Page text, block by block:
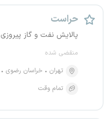
حراست
پالایش نفت و گاز پیروزی
منقضی شده
تهران
خراسان رضوی
تمام وقت